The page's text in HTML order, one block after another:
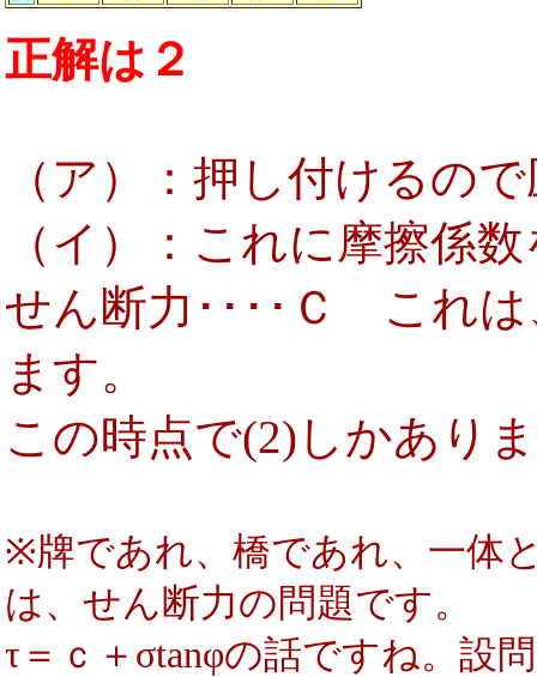
正解は２
（ア）：押し付けるの
（イ）：これに摩擦係
せん断力････Ｃ これは
ます。
この時点で(2)しかあり
※牌であれ、橋であれ、一体
は、せん断力の問題です。
τ＝ｃ＋σtanφの話ですね。設